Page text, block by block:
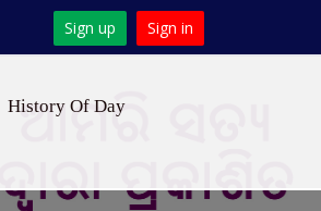
Sign up Sign in
History Of Day